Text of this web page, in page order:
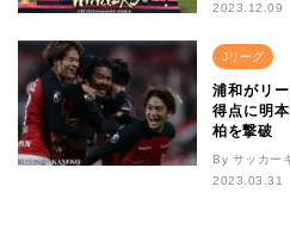
2023.12.09
Jリーグ
浦和がリ
得点に明
柏を撃破
By サッカー
2023.03.31